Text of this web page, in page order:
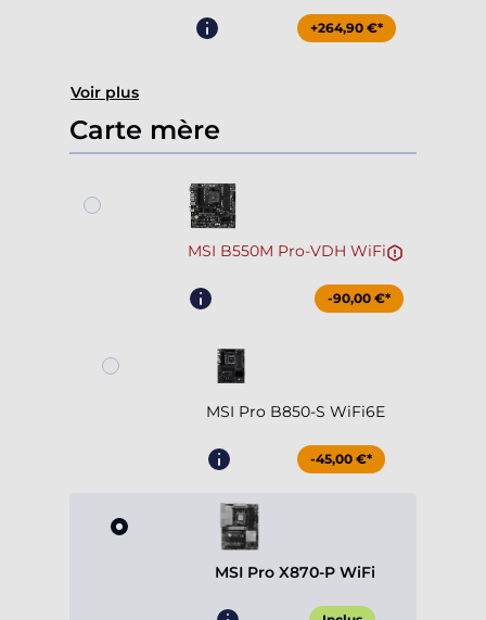
+264,90 €*
Voir plus
Carte mère
MSI B550M Pro-VDH WiFi
-90,00 €*
MSI Pro B850-S WiFi6E
-45,00 €*
MSI Pro X870-P WiFi